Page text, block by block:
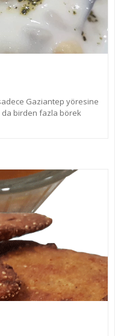
sadece Gaziantep yöresine
da birden fazla börek